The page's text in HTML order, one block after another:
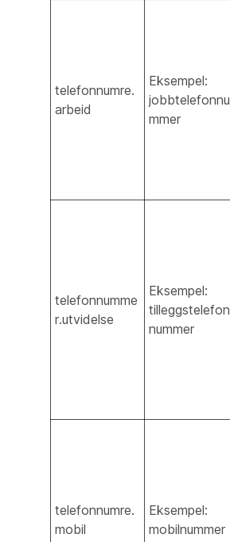
telefonnumre.
arbeid
Eksempel:
jobbtelefonnu
mmer
telefonnumme
r.utvidelse
Eksempel:
tilleggstelefon
nummer
telefonnumre.
mobil
Eksempel:
mobilnummer